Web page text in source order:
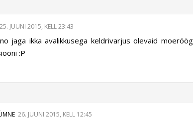
25. JUUNI 2015, KELL 23:43
jaga ikka avalikkusega keldrivarjus olevaid
:P
26. JUUNI 2015, KELL 12:45